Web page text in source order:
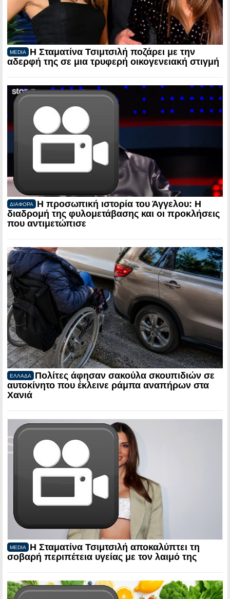
MEDIA
Η Σταματίνα Τσιμτσιλή ποζάρει με την
αδερφή της σε μια τρυφερή οικογενειακή στιγμή
ΔΙΑΦΟΡΑ
Η προσωπική ιστορία του Άγγελου: Η
διαδρομή της φυλομετάβασης και οι προκλήσεις
που αντιμετώπισε
ΕΛΛΑΔΑ
Πολίτες άφησαν σακούλα σκουπιδιών σε
αυτοκίνητο που έκλεινε ράμπα αναπήρων στα
Χανιά
MEDIA
Η Σταματίνα Τσιμτσιλή αποκαλύπτει τη
σοβαρή περιπέτεια υγείας με τον λαιμό της